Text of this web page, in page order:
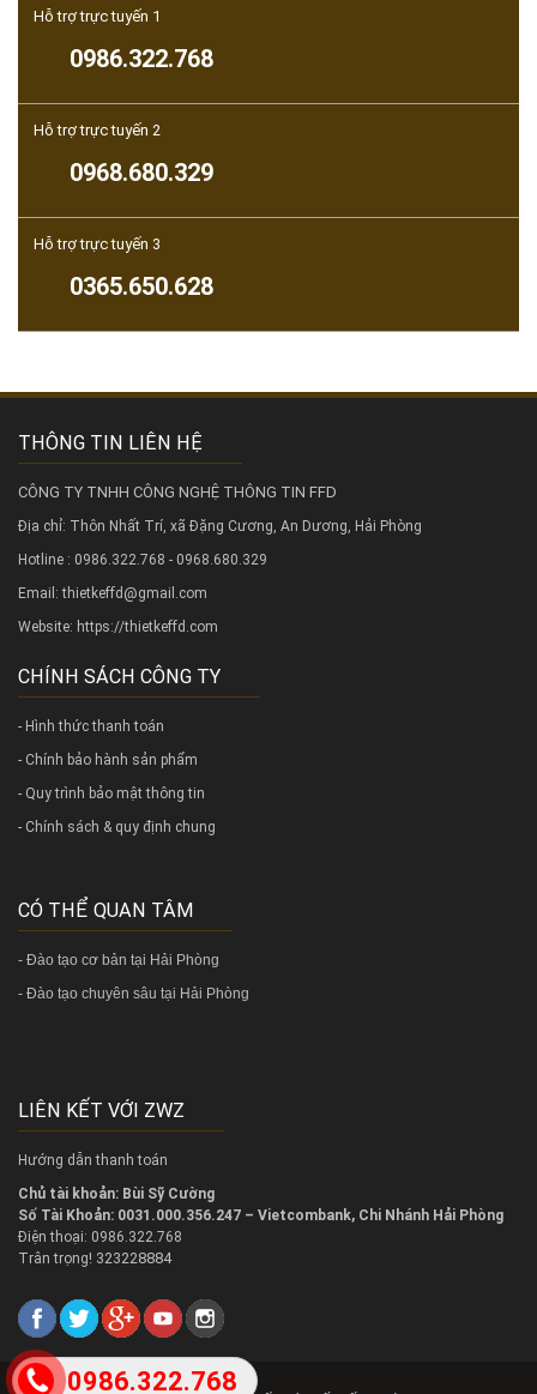
Hỗ trợ trực tuyến 1
0986.322.768
Hỗ trợ trực tuyến 2
0968.680.329
Hỗ trợ trực tuyến 3
0365.650.628
THÔNG TIN LIÊN HỆ
CÔNG TY TNHH CÔNG NGHỆ THÔNG TIN FFD
Địa chỉ: Thôn Nhất Trí, xã Đặng Cương, An Dương, Hải Phòng
Hotline : 0986.322.768 - 0968.680.329
Email: thietkeffd@gmail.com
Website: https://thietkeffd.com
CHÍNH SÁCH CÔNG TY
- Hình thức thanh toán
- Chính bảo hành sản phẩm
- Quy trình bảo mật thông tin
- Chính sách & quy định chung
CÓ THỂ QUAN TÂM
- Đào tạo cơ bản tại Hải Phòng
- Đào tạo chuyên sâu tại Hải Phòng
LIÊN KẾT VỚI ZWZ
Hướng dẫn thanh toán
Chủ tài khoản: Bùi Sỹ Cường
Số Tài Khoản: 0031.000.356.247 – Vietcombank, Chi Nhánh Hải Phòng
Điện thoại: 0986.322.768
Trân trọng! 323228884
2018 @Copy right
0986.322.768